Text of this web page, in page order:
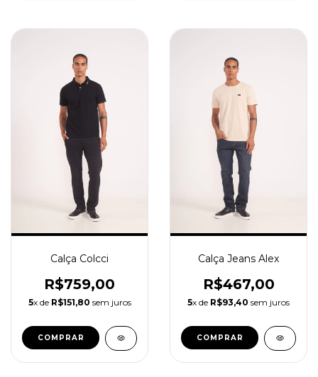
Calça Colcci
R$759,00
5x de R$151,80 sem juros
COMPRAR
Calça Jeans Alex
R$467,00
5x de R$93,40 sem juros
COMPRAR